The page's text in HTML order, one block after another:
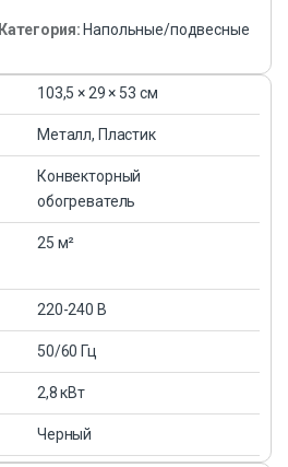
Категория: Напольные/подвесные
103,5 × 29 × 53 см
Металл, Пластик
Конвекторный
обогреватель
25 м²
220-240 В
50/60 Гц
2,8 кВт
Черный